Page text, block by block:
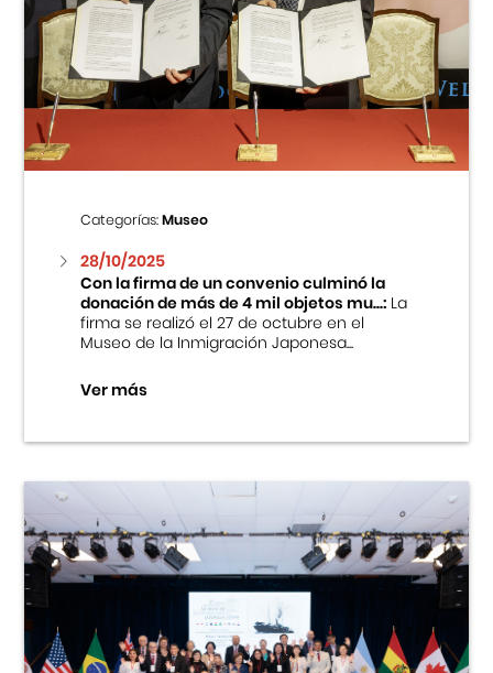
Categorías:Museo
28/10/2025
Con la firma de un convenio culminó la
donación de más de 4 mil objetos mu...:La
firma se realizó el 27 de octubre en el
Museo de la Inmigración Japonesa...
Ver más